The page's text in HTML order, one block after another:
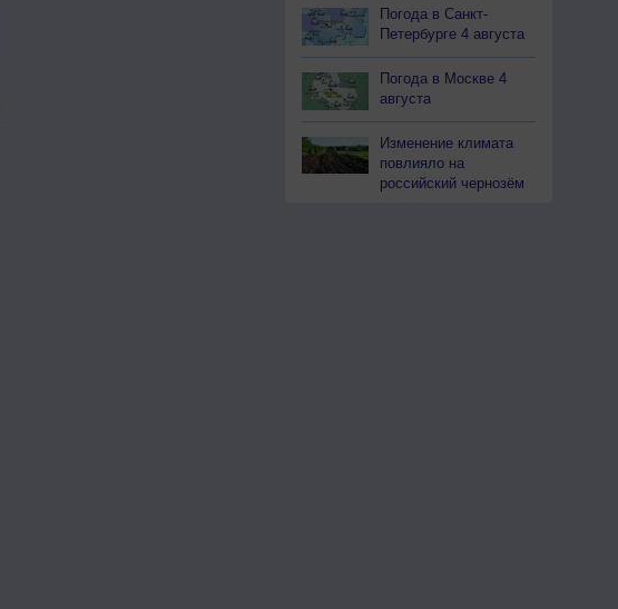
Погода в Санкт-
Петербурге 4 августа
Погода в Москве 4
августа
Изменение климата
повлияло на
российский чернозём